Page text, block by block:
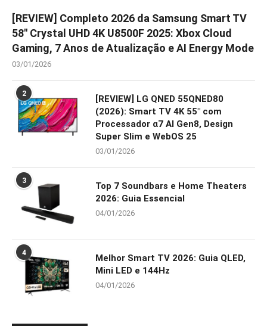
[REVIEW] Completo 2026 da Samsung Smart TV
58″ Crystal UHD 4K U8500F 2025: Xbox Cloud
Gaming, 7 Anos de Atualização e AI Energy Mode
03/01/2026
2
[REVIEW] LG QNED 55QNED80
(2026): Smart TV 4K 55″ com
Processador α7 AI Gen8, Design
Super Slim e WebOS 25
03/01/2026
3
Top 7 Soundbars e Home Theaters
2026: Guia Essencial
04/01/2026
4
Melhor Smart TV 2026: Guia QLED,
Mini LED e 144Hz
04/01/2026